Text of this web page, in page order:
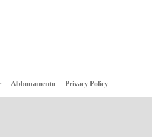
Abbonamento Privacy Policy